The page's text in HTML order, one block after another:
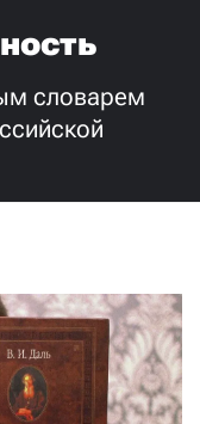
словарем
1000
300
или